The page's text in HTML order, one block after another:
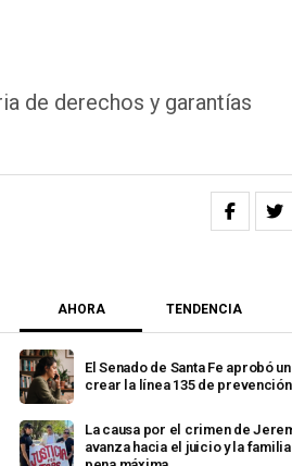
de derechos y garantías
AHORA TENDENCIA
El Senado de Santa Fe aprobó
crear la línea 135 de
La causa por el crimen de
avanza hacia el juicio y la